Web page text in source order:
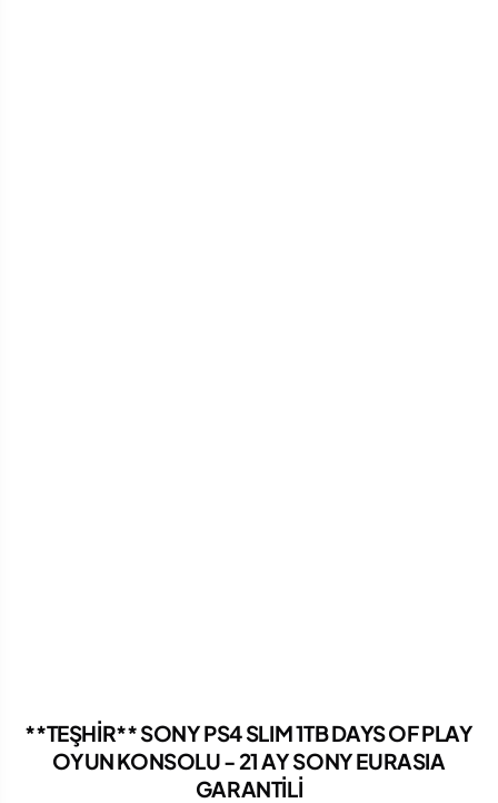
**TEŞHİR** SONY PS4 SLIM 1TB DAYS OF PLAY
OYUN KONSOLU - 21 AY SONY EURASIA
GARANTİLİ